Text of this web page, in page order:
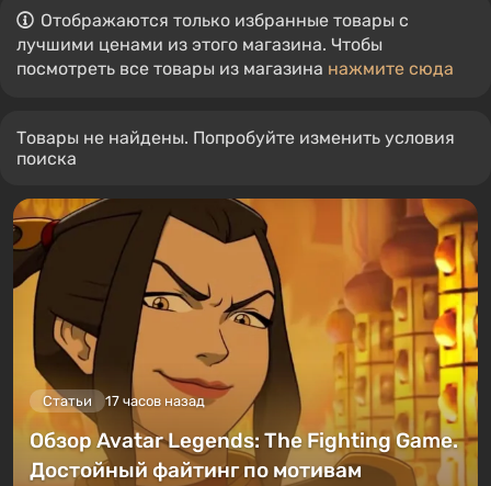
Отображаются только избранные товары с
лучшими ценами из этого магазина. Чтобы
посмотреть все товары из магазина нажмите сюда
Товары не найдены. Попробуйте изменить условия
поиска
Статьи 17 часов назад
Обзор Avatar Legends: The Fighting Game.
Достойный файтинг по мотивам